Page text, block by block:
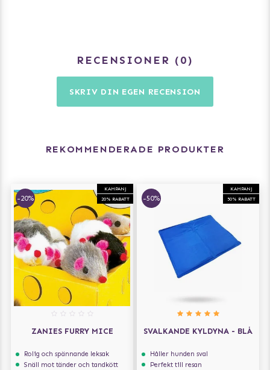
RECENSIONER 0
SKRIV DIN EGEN RECENSION
REKOMMENDERADE PRODUKTER
KAMPANJ
20% RABATT
-20%
ZANIES FURRY MICE
Rolig och spännande leksak
Snäll mot tänder och tandkött
KAMPANJ
50% RABATT
-50%
SVALKANDE KYLDYNA - BLÅ
Håller hunden sval
Perfekt till resan